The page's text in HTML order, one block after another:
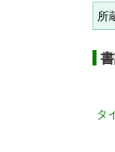
所
タ